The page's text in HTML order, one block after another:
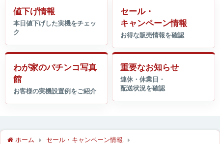
値下げ情報
セール・
キャンペーン情報
わが家のパチンコ写真
館
重要なお知らせ
ホーム セール・キャンペーン情報